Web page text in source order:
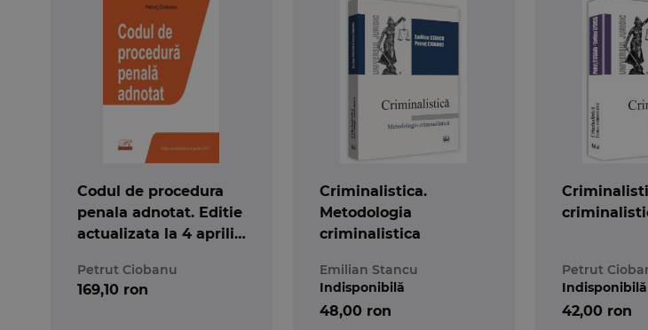
Codul de procedura
penala adnotat. Editie
actualizata la 4 aprilie
Petrut Ciobanu
169,10 ron
Criminalistica.
Metodologia
criminalistica
Emilian Stancu
48,00 ron
Indisponibilă
Petrut
42,00 ron
Indisponibilă